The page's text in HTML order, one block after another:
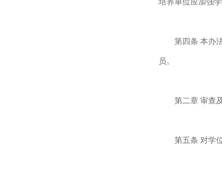
第四条 本办
员。
第二章 审查
第五条 对学